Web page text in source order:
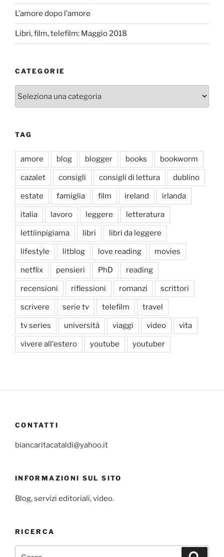
L’amore dopo l’amore
Libri, film, telefilm: Maggio 2018
CATEGORIE
TAG
amore blog blogger books bookworm
cazalet consigli consigli di lettura dublino
estate famiglia film ireland irlanda
italia lavoro leggere letteratura
lettiinpigiama libri libri da leggere
lifestyle litblog love reading movies
netflix pensieri PhD reading
recensioni riflessioni romanzi scrittori
scrivere serie tv telefilm travel
tv series università viaggi video vita
vivere all'estero youtube youtuber
CONTATTI
biancaritacataldi@yahoo.it
INFORMAZIONI SUL SITO
Blog, servizi editoriali, video.
RICERCA